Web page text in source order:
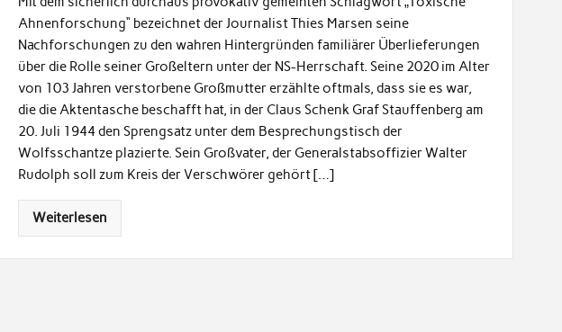
Ahnenforschung“ bezeichnet der Journalist Thies Marsen seine
Nachforschungen zu den wahren Hintergründen familiärer Überlieferungen
über die Rolle seiner Großeltern unter der NS-Herrschaft. Seine 2020 im Alter
von 103 Jahren verstorbene Großmutter erzählte oftmals, dass sie es war,
die die Aktentasche beschafft hat, in der Claus Schenk Graf Stauffenberg am
20. Juli 1944 den Sprengsatz unter dem Besprechungstisch der
Wolfsschantze plazierte. Sein Großvater, der Generalstabsoffizier Walter
Rudolph soll zum Kreis der Verschwörer gehört […]
Weiterlesen